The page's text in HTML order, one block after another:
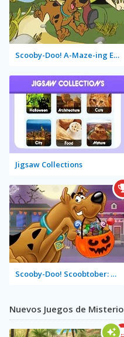
Scooby-Doo! A-Maze-ing Escape
Jigsaw Collections
Scooby-Doo! Scoobtober: Trick or Treat
Nuevos Juegos de Misterio